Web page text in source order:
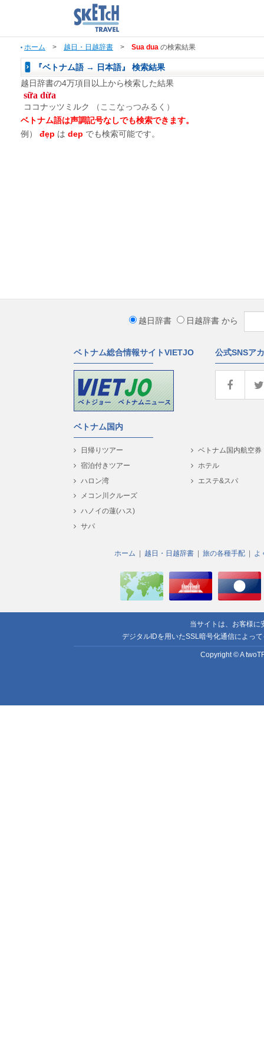
ホーム > 越日・日越辞書 > Sua dua の検索結果
『ベトナム語 → 日本語』 検索結果
越日辞書の4万項目以上から検索した結果
sữa dừa
ココナッツミルク
（ここなっつみるく）
ベトナム語は声調記号なしでも検索できます。
例）
đẹp は dep でも検索可能です。
越日辞書 日越辞書 から
ベトナム総合情報サイトVIETJO 公式SNSア
ベトナム国内
日帰りツアー
宿泊付きツアー
ハロン湾
メコン川クルーズ
ハノイの蓮(ハス)
サパ
ベトナム国内航空券
ホテル
エステ&スパ
ホーム 越日・日越辞書 旅の各種手配 よ
当サイトは、お客様に
デジタルIDを用いたSSL暗号化通信によっ
Copyright © A